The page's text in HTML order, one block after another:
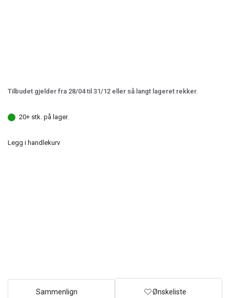
Tilbudet gjelder fra 28/04 til 31/12 eller så langt lageret rekker.
20+ stk. på lager.
Legg i handlekurv
Sammenlign Ønskeliste